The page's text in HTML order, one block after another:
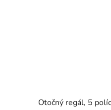
Otočný regál, 5